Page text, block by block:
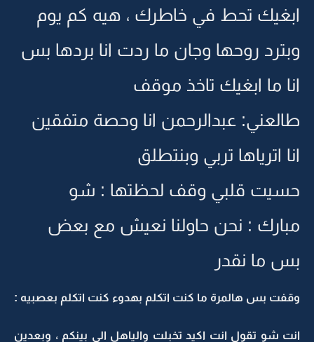
ابغيك تحط في خاطرك ، هيه كم يوم
وبترد روحها وجان ما ردت انا بردها بس
انا ما ابغيك تاخذ موقف
طالعني: عبدالرحمن انا وحصة متفقين
انا اترياها تربي وبنتطلق
حسيت قلبي وقف لحظتها : شو
مبارك : نحن حاولنا نعيش مع بعض
بس ما نقدر
وقفت بس هالمرة ما كنت اتكلم بهدوء كنت اتكلم بعصبيه :
انت شو تقول انت اكيد تخبلت والياهل الي بينكم ، وبعدين